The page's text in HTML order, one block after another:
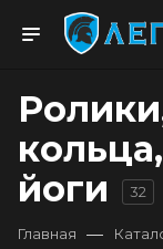
йоги
32
Главная —